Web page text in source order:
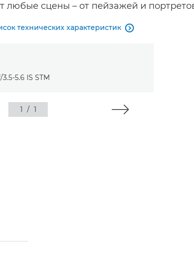
любые сцены – от пейзажей и
технических характеристик 
1 / 1